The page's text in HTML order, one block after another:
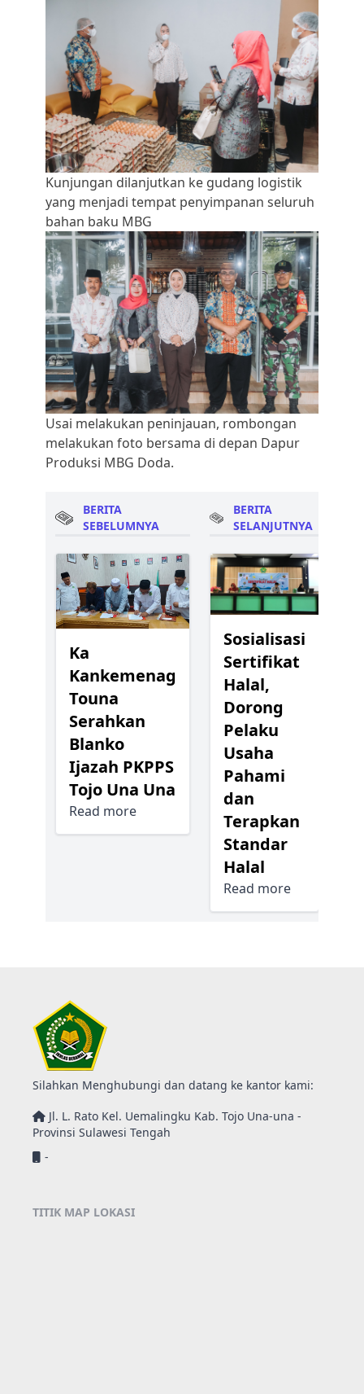
Kunjungan dilanjutkan ke gudang logistik
yang menjadi tempat penyimpanan seluruh
bahan baku MBG
Usai melakukan peninjauan, rombongan
melakukan foto bersama di depan Dapur
Produksi MBG Doda.
BERITA
SEBELUMNYA
Ka
Kankemenag
Touna
Serahkan
Blanko
Ijazah PKPPS
Tojo Una Una
Read more
BERITA
SELANJUTNYA
Sosialisasi
Sertifikat
Halal,
Dorong
Pelaku
Usaha
Pahami
dan
Terapkan
Standar
Halal
Read more
Silahkan Menghubungi dan datang ke kantor kami:
Jl. L. Rato Kel. Uemalingku Kab. Tojo Una-una -
Provinsi Sulawesi Tengah
-
TITIK MAP LOKASI